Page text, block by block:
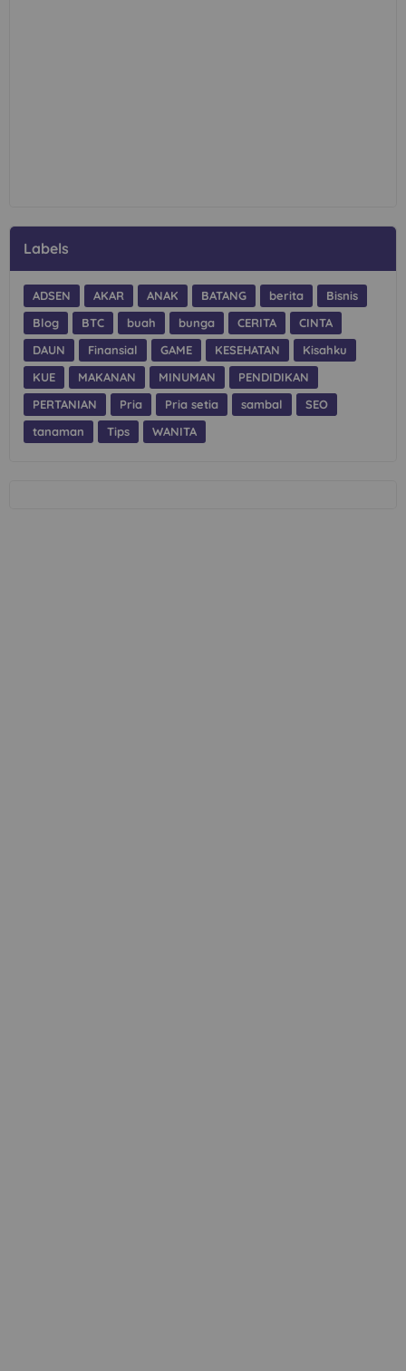
Labels
ADSEN AKAR ANAK BATANG berita
Bisnis
Blog
BTC buah bunga CERITA
CINTA
DAUN
Finansial GAME KESEHATAN
Kisahku
KUE
MAKANAN MINUMAN
PENDIDIKAN
PERTANIAN
Pria Pria setia sambal
SEO
tanaman
Tips WANITA